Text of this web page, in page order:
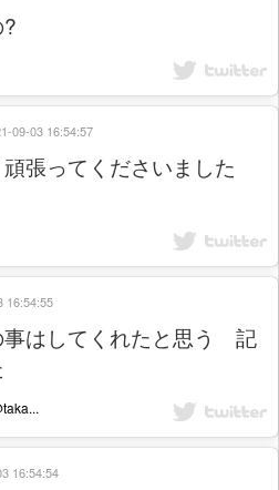
張ってくださいました
09-03 16:54:57
事はしてくれたと思う 記
16:54:55
16:54:54